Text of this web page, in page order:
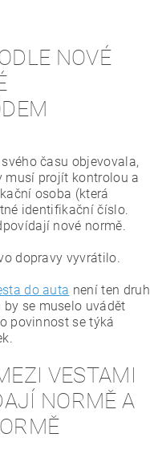
NOVÉ
času objevovala,
musí projít kontrolou a
osoba (která
identifikační číslo.
nové normě.
dopravy vyvrátilo.
do auta není ten druh
se muselo uvádět
povinnost se týká
VESTAMI
NORMĚ A